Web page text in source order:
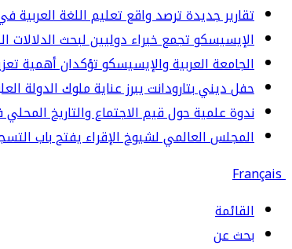
تقارير جديدة ترصد واقع تعليم اللغة العربية
الإيسيسكو تجمع خبراء دوليين لبحث الدلالات
الجامعة العربية والإيسيسكو تؤكدان أهمية
حفل ديني بتارودانت يبرز عناية ملوك الدولة
ندوة علمية حول قيم الاجتماع والتاريخ
المجلس العالمي لشيوخ الإقراء يفتح باب
Français
القائمة
بحث عن